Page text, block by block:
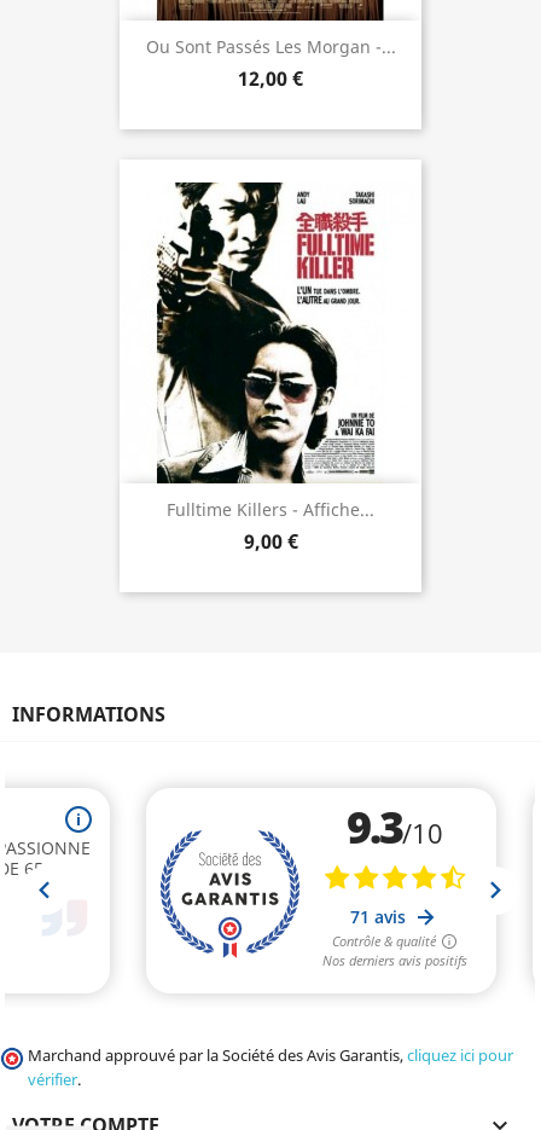
Ou Sont Passés Les Morgan -...
12,00 €
Fulltime Killers - Affiche...
9,00 €
INFORMATIONS
Marchand approuvé par la Société des Avis Garantis,cliquez ici pour
vérifier.